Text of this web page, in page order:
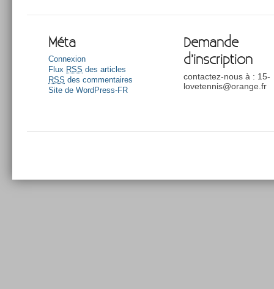
Méta
Connexion
Flux RSS des articles
RSS des commentaires
Site de WordPress-FR
Demande
d’inscription
contactez-nous à : 15-
lovetennis@orange.fr